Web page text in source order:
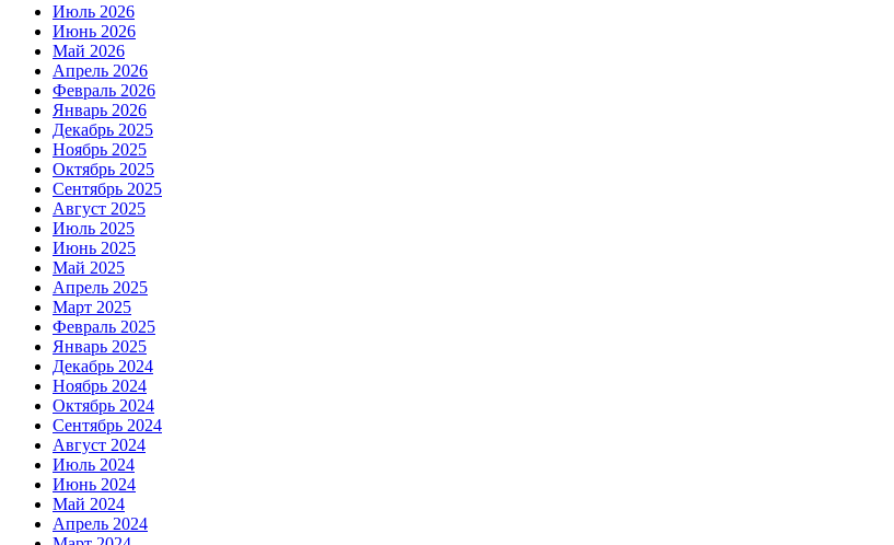
Июль 2026
Июнь 2026
Май 2026
Апрель 2026
Февраль 2026
Январь 2026
Декабрь 2025
Ноябрь 2025
Октябрь 2025
Сентябрь 2025
Август 2025
Июль 2025
Июнь 2025
Май 2025
Апрель 2025
Март 2025
Февраль 2025
Январь 2025
Декабрь 2024
Ноябрь 2024
Октябрь 2024
Сентябрь 2024
Август 2024
Июль 2024
Июнь 2024
Май 2024
Апрель 2024